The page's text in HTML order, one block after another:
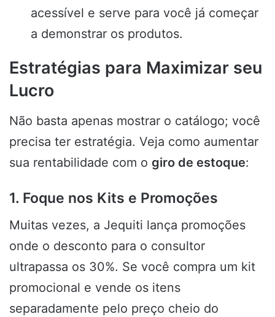
acessível e serve para você já começar
a demonstrar os produtos.
Estratégias para Maximizar seu
Lucro
Não basta apenas mostrar o catálogo; você
precisa ter estratégia. Veja como aumentar
sua rentabilidade com o giro de estoque:
1. Foque nos Kits e Promoções
Muitas vezes, a Jequiti lança promoções
onde o desconto para o consultor
ultrapassa os 30%. Se você compra um kit
promocional e vende os itens
separadamente pelo preço cheio do